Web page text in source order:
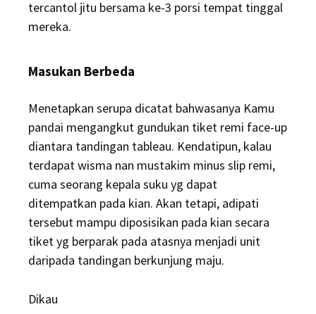
tercantol jitu bersama ke-3 porsi tempat tinggal
mereka.
Masukan Berbeda
Menetapkan serupa dicatat bahwasanya Kamu
pandai mengangkut gundukan tiket remi face-up
diantara tandingan tableau. Kendatipun, kalau
terdapat wisma nan mustakim minus slip remi,
cuma seorang kepala suku yg dapat
ditempatkan pada kian. Akan tetapi, adipati
tersebut mampu diposisikan pada kian secara
tiket yg berparak pada atasnya menjadi unit
daripada tandingan berkunjung maju.
Dikau